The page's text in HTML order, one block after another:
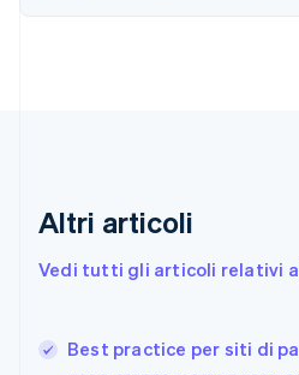
Altri articoli
Vedi tutti gli articoli relativi
Best practice per siti di
Cipro
English
Finlandia
Germania